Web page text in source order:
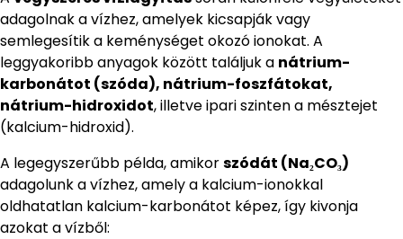
adagolnak a vízhez, amelyek kicsapják vagy
semlegesítik a keménységet okozó ionokat. A
leggyakoribb anyagok között találjuk a nátrium-
karbonátot (szóda), nátrium-foszfátokat,
nátrium-hidroxidot, illetve ipari szinten a mésztejet
(kalcium-hidroxid).
A legegyszerűbb példa, amikorszódát (Na₂CO₃)
adagolunk a vízhez, amely a kalcium-ionokkal
oldhatatlan kalcium-karbonátot képez, így kivonja
azokat a vízből: